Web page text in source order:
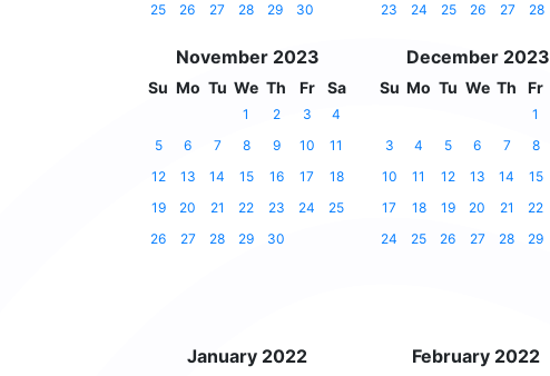
25
26 27 28 29 30
23
24 25 26 27 28
November 2023
Su Mo Tu We Th Fr Sa
1 2 3
4
5
6 7 8 9 10
11
12
13 14 15 16 17
18
19
20 21 22 23 24
25
26
27 28 29 30
December 2023
Su Mo Tu We Th Fr
1
3
4 5 6 7 8
10
11 12 13 14 15
17
18 19 20 21 22
24
25 26 27 28 29
January 2022 February 2022